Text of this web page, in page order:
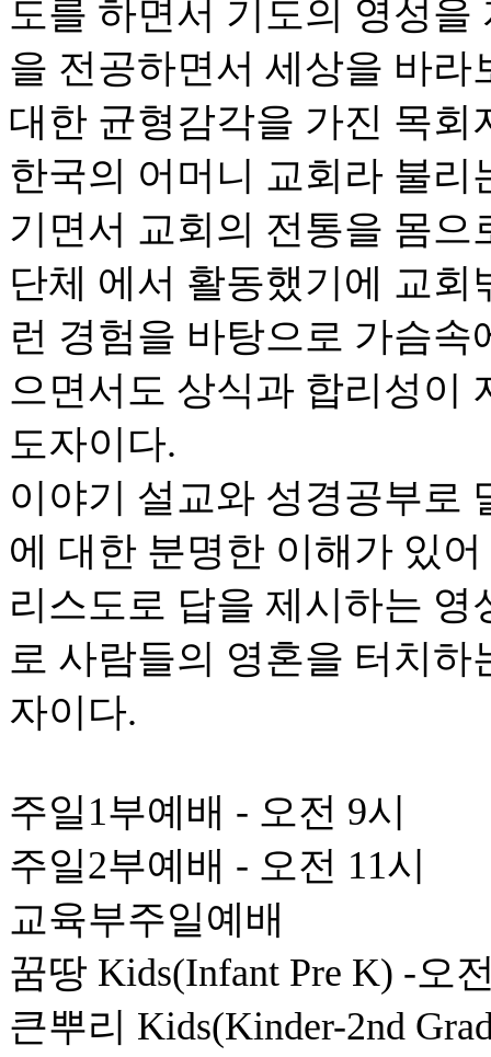
도를 하면서 기도의 영성
을 전공하면서 세상을 바
대한 균형감각을 가진 목회
한국의 어머니 교회라 불
기면서 교회의 전통을 몸으
단체 에서 활동했기에 교
런 경험을 바탕으로 가슴
으면서도 상식과 합리성이
도자이다.
이야기 설교와 성경공부로
에 대한 분명한 이해가 있
리스도로 답을 제시하는
로 사람들의 영혼을 터치
자이다.
주일1부예배 - 오전 9시
주일2부예배 - 오전 11시
교육부주일예배
꿈땅 Kids(Infant Pre K) -오
큰뿌리 Kids(Kinder-2nd